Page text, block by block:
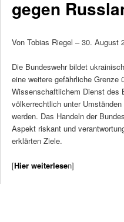
gegen
Von Tobias Riegel – 30. August
Die Bundeswehr bildet
eine weitere gefährliche Grenze
Wissenschaftlichem Dienst des
völkerrechtlich unter
werden. Das Handeln der
Aspekt riskant und
erklärten Ziele.
[Hier weiterlesen]